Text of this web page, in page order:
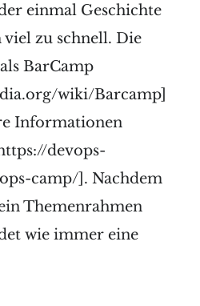
einmal Geschichte
zu schnell. Die
BarCamp
wiki/Barcamp]
Informationen
devops-
camp/]. Nachdem
Themenrahmen
wie immer eine